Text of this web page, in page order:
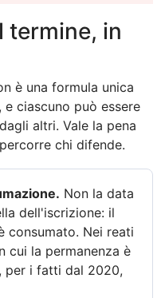
termine, in
è una formula unica
e ciascuno può essere
altri. Vale la pena
chi difende.
Non la data
dell'iscrizione: il
consumato. Nei reati
cui la permanenza è
per i fatti dal 2020,